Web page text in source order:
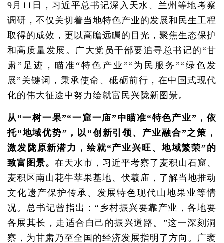
9月11日，习近平总书记深入天水、兰州等地考察
调研，不仅关切着当地特色产业的发展和民生工程
取得的成效，更以高瞻远瞩的目光，聚焦生态保护
和高质量发展。广大党员干部要追寻总书记的“甘
肃”足迹，瞄准“特色产业”“为民服务”“绿色发
展”关键词，秉承使命、砥砺前行，在中国式现代
化的伟大征途中努力绘就富民兴陇新图景。
从“一树一果”“一窟一庙”中瞄准“特色产业”，依
托“地域优势”，以“创新引领、产业融合”之策，
激发陇原新潜力，绘就“产业兴旺、地域繁荣”的
致富图景。 在天水市，习近平考察了麦积山石窟、
麦积区南山花牛苹果基地、伏羲庙，了解当地推动
文化遗产保护传承、发展特色现代山地果业等情
况。总书记曾指出：“乡村振兴要靠产业，各地要
各展其长，走适合自己的振兴道路。”这一深刻洞
察，为甘肃乃至全国的经济发展指明了方向。广袤